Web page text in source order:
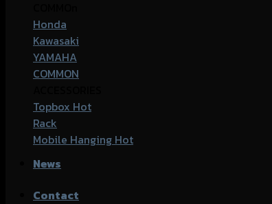
Honda
Kawasaki
YAMAHA
COMMON
Topbox
Rack
Mobile Hanging
News
Contact